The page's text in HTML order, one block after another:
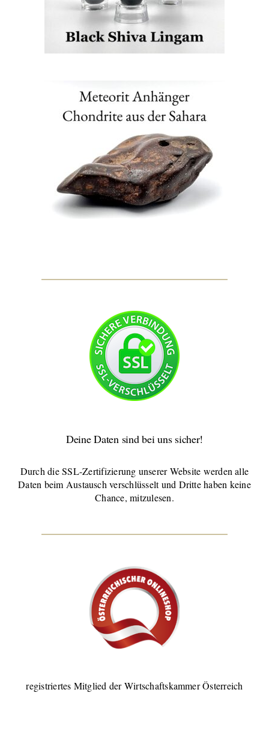
Deine Daten sind bei uns sicher!
Durch die SSL-Zertifizierung unserer Website werden alle
Daten beim Austausch verschlüsselt und Dritte haben keine
Chance, mitzulesen.
registriertes Mitglied der Wirtschaftskammer Österreich